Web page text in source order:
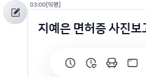
03:00[익명]
지예은 면허증 사진